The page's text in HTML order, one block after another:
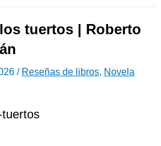
tuertos | Roberto
/ Reseñas de libros, Novela